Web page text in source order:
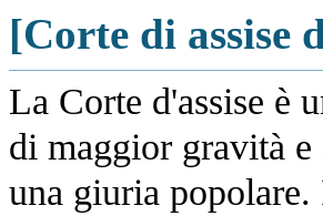
[Corte di assise
La Corte d'assise è
di maggior gravità
una giuria